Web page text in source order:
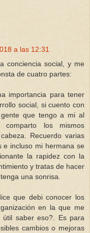
a las 12:31
conciencia social, y me
de cuatro partes:
importancia para tener
social, si cuento con
que tengo a mi al
los mismos
Recuerdo varias
e incluso mi hermana se
la rapidez con la
y tratas de hacer
una sonrisa.
que debi conocer los
en la que me
saber eso?. Es para
cambios o mejoras